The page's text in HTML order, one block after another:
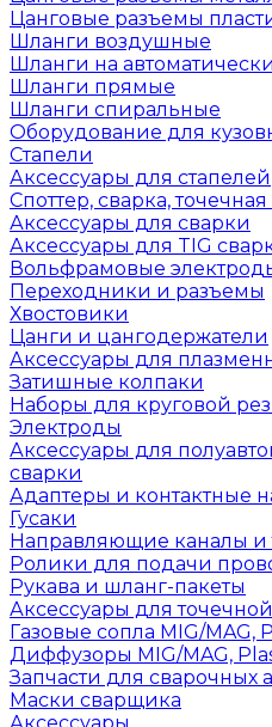
Цанговые разъемы
Шланги воздушные
Шланги на
Шланги прямые
Шланги спиральные
Оборудование для
Стапели
Аксессуары для стапелей
Споттер, сварка,
Аксессуары для сварки
Аксессуары для TIG
Вольфрамовые
Переходники и разъемы
Хвостовики
Цанги и цангодержатели
Аксессуары для
Затишные колпаки
Наборы для круговой
Электроды
Аксессуары для
сварки
Адаптеры и контактные
Гусаки
Направляющие каналы и
Ролики для подачи
Рукава и шланг-пакеты
Аксессуары для
Газовые сопла MIG/MAG,
Диффузоры MIG/MAG,
Запчасти для сварочных
Маски сварщика